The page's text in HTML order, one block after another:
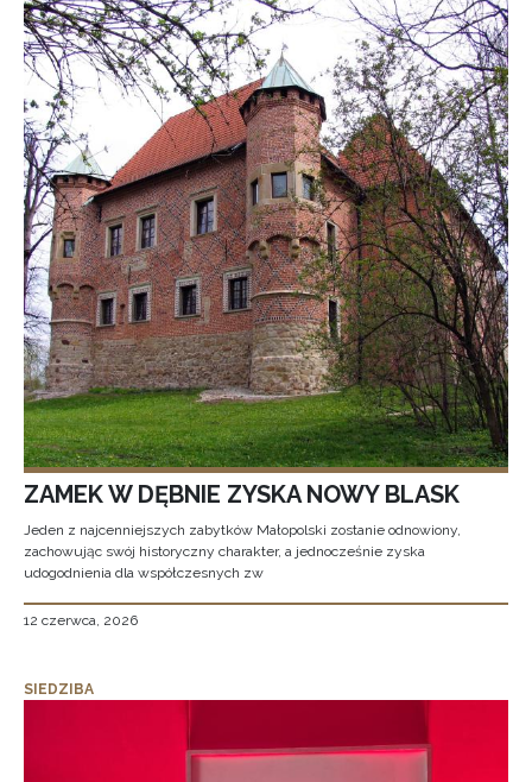
ZAMEK W DĘBNIE ZYSKA NOWY BLASK
Jeden z najcenniejszych zabytków Małopolski zostanie odnowiony,
zachowując swój historyczny charakter, a jednocześnie zyska
udogodnienia dla współczesnych zw
12 czerwca, 2026
SIEDZIBA